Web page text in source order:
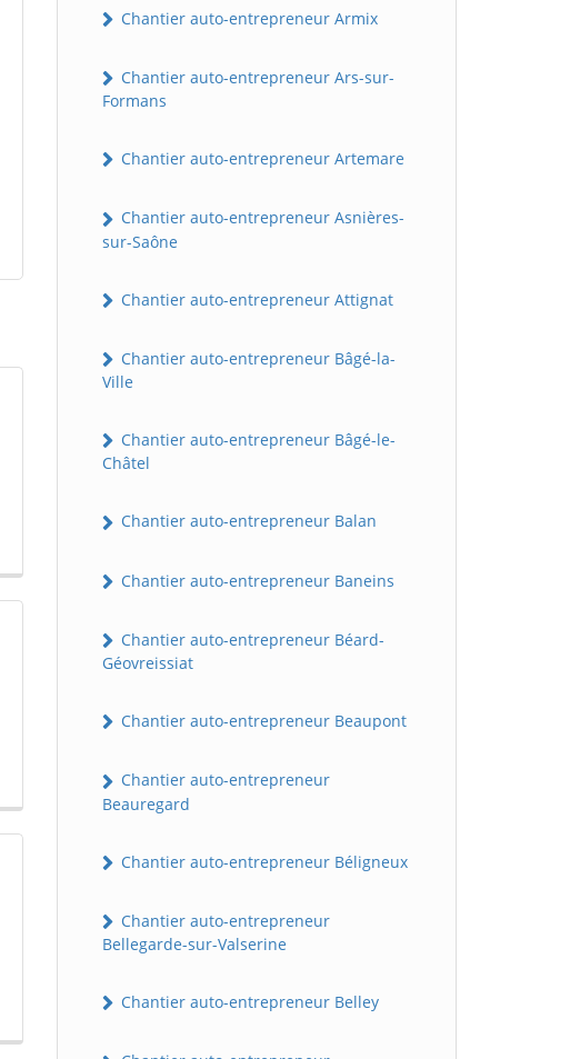
Chantier auto-entrepreneur Armix
Chantier auto-entrepreneur Ars-sur-
Formans
Chantier auto-entrepreneur Artemare
Chantier auto-entrepreneur Asnières-
sur-Saône
Chantier auto-entrepreneur Attignat
Chantier auto-entrepreneur Bâgé-la-
Ville
Chantier auto-entrepreneur Bâgé-le-
Châtel
Chantier auto-entrepreneur Balan
Chantier auto-entrepreneur Baneins
Chantier auto-entrepreneur Béard-
Géovreissiat
Chantier auto-entrepreneur Beaupont
Chantier auto-entrepreneur
Beauregard
Chantier auto-entrepreneur Béligneux
Chantier auto-entrepreneur
Bellegarde-sur-Valserine
Chantier auto-entrepreneur Belley